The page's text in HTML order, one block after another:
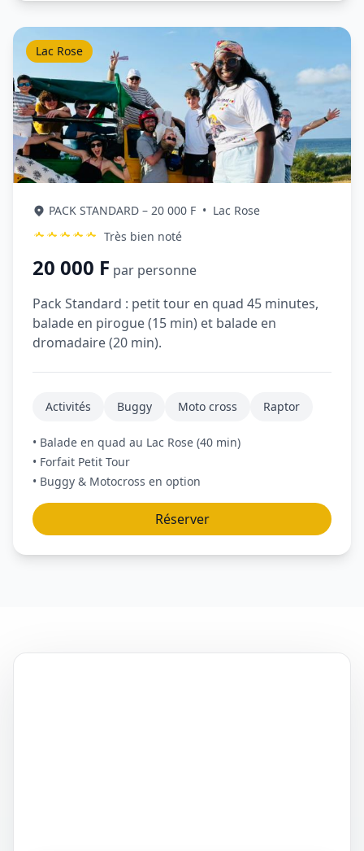
Lac Rose
PACK STANDARD – 20 000 F • Lac Rose
Très bien noté
20 000 F par personne
Pack Standard : petit tour en quad 45 minutes,
balade en pirogue (15 min) et balade en
dromadaire (20 min).
Activités Buggy Moto cross Raptor
• Balade en quad au Lac Rose (40 min)
• Forfait Petit Tour
• Buggy & Motocross en option
Réserver